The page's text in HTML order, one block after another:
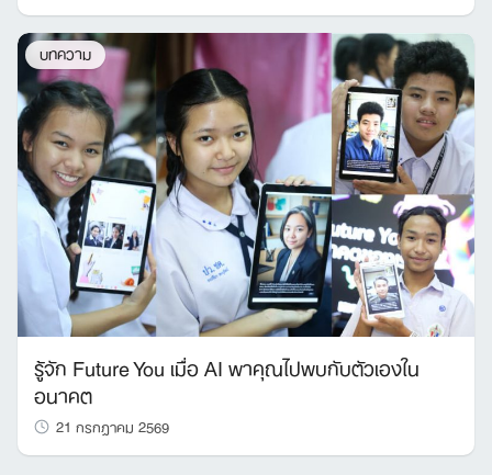
บทความ
รู้จัก Future You เมื่อ AI พาคุณไปพบกับตัวเองใน
อนาคต
21 กรกฎาคม 2569